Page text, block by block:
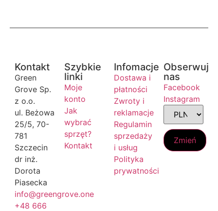
Kontakt
Green
Grove Sp.
z o.o.
ul. Beżowa
25/5, 70-
781
Szczecin
dr inż.
Dorota
Piasecka
info@greengrove.one
+48 666
Szybkie
linki
Moje
konto
Jak
wybrać
sprzęt?
Kontakt
Infomacje
Dostawa i
płatności
Zwroty i
reklamacje
Regulamin
sprzedaży
i usług
Polityka
prywatności
Obserwuj
nas
Facebook
Instagram
Zmień